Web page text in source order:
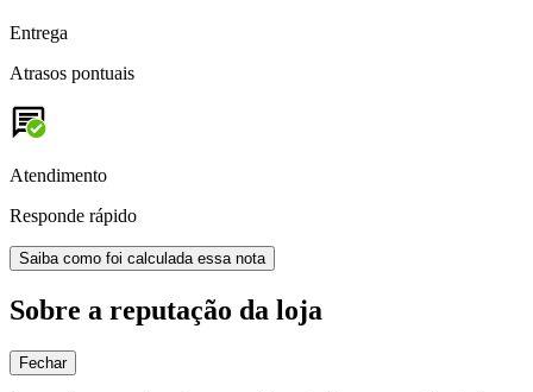
Entrega
Atrasos pontuais
Atendimento
Responde rápido
Saiba como foi calculada essa nota
Sobre a reputação da loja
Fechar